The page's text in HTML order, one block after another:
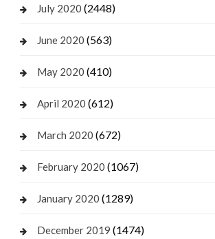
July 2020 (2448)
June 2020 (563)
May 2020 (410)
April 2020 (612)
March 2020 (672)
February 2020 (1067)
January 2020 (1289)
December 2019 (1474)